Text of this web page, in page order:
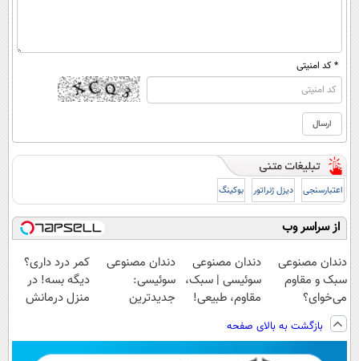
* کد امنیتی
اعتبارسنجی دیزل ژنراتور بوکینگ
از سراسر وب
دندان مصنوعی
سبک و مقاوم
می‌خوای؟
پرداخت اقساطی
هم داریم!😍 |
📍تهران
دندان مصنوعی
سوئیسی | سبک،
مقاوم، طبیعی!
رایگان+پرداخت
اقساطی😍
دندان مصنوعی
سوئیسی:
جدیدترین
پرداخت قسطی
کمر درد داری؟
دیگه بسه! در
منزل درمانش
بازگشت به بالای صفحه